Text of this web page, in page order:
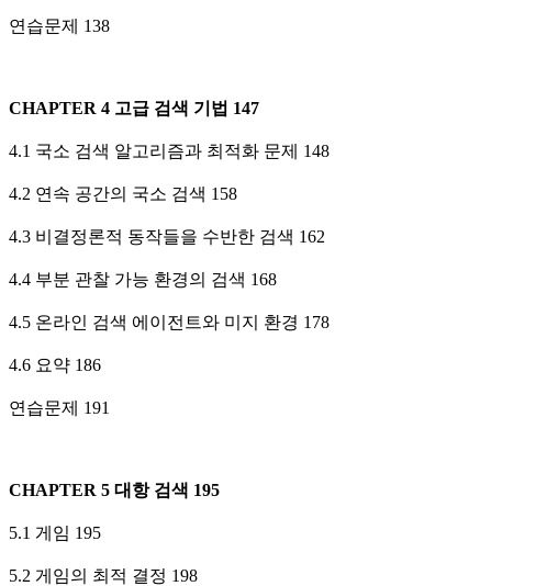
연습문제 138
CHAPTER 4 고급 검색 기법 147
4.1 국소 검색 알고리즘과 최적화 문제 148
4.2 연속 공간의 국소 검색 158
4.3 비결정론적 동작들을 수반한 검색 162
4.4 부분 관찰 가능 환경의 검색 168
4.5 온라인 검색 에이전트와 미지 환경 178
4.6 요약 186
연습문제 191
CHAPTER 5 대항 검색 195
5.1 게임 195
5.2 게임의 최적 결정 198